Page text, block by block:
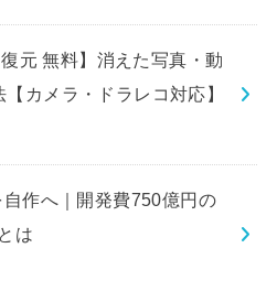
元 無料】消えた写真・動
カメラ・ドラレコ対応】
作へ｜開発費750億円の
は